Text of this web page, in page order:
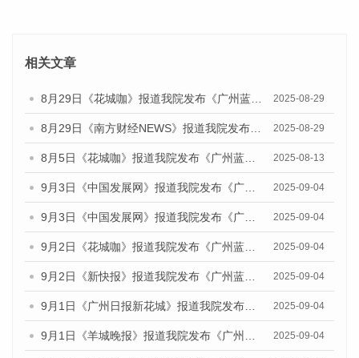
相关文章
8月29日《花城咖》报道我院发布《广州蓝皮书：广州国际商贸中心发展报告（2025）》的视频采访 2025-08-29
8月29日《南方财经NEWS》报道我院发布《广州蓝皮书：广州国际商贸中心发展报告（2025）》的视频采访 2025-08-29
8月5日《花城咖》报道我院发布《广州蓝皮书：广州城乡融合发展报告（2025）》的视频采访 2025-08-13
9月3日《中国发展网》报道我院发布《广州蓝皮书：广州国际商贸中心发展报告（2025）》的媒体文章 2025-09-04
9月3日《中国发展网》报道我院发布《广州蓝皮书：广州文化产业发展报告（2025）》的媒体文章 2025-09-04
9月2日《花城咖》报道我院发布《广州蓝皮书：广州文化产业发展报告（2025）》的媒体文章 2025-09-04
9月2日《新快报》报道我院发布《广州蓝皮书：广州文化产业发展报告（2025）》的媒体文章 2025-09-04
9月1日《广州日报新花城》报道我院发布《广州蓝皮书：广州文化产业发展报告（2025）》的媒体文章 2025-09-04
9月1日《羊城晚报》报道我院发布《广州蓝皮书：广州文化产业发展报告（2025）》的媒体文章 2025-09-04